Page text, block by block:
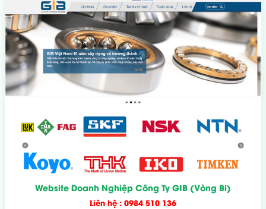
Website Doanh Nghiệp Công Ty GIB (Vòng Bi)
Liên hệ : 0984 510 136